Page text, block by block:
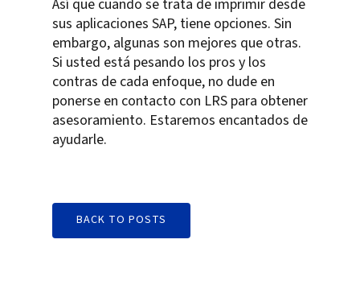
Así que cuando se trata de imprimir desde
sus aplicaciones SAP, tiene opciones. Sin
embargo, algunas son mejores que otras.
Si usted está pesando los pros y los
contras de cada enfoque, no dude en
ponerse en contacto con LRS para obtener
asesoramiento. Estaremos encantados de
ayudarle.
BACK TO POSTS